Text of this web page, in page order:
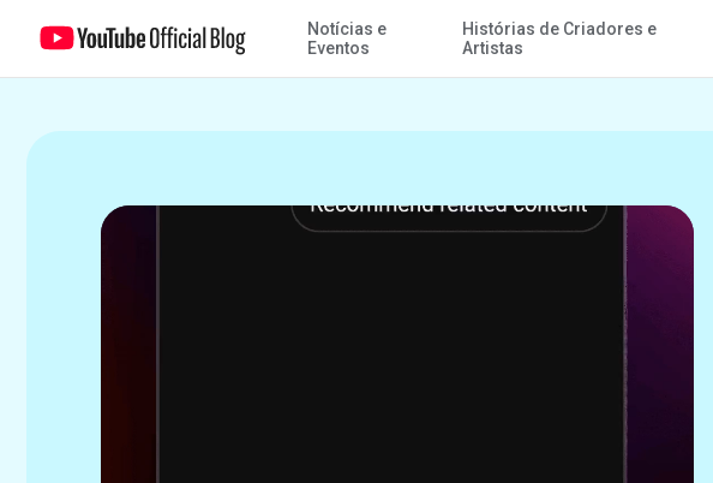
Notícias e
Eventos
Histórias de Criadores e
Artistas
YouTube turbinado com IA: Como nos tornamos ainda mais úteis este ano